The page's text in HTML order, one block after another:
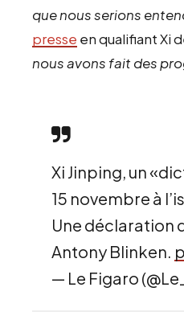
que nous serions
presse en qualifiant Xi
nous avons fait des
Xi Jinping, un
15 novembre à
Une déclaration
Antony Blinken.
— Le Figaro